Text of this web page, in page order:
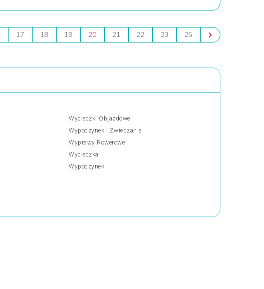
17 18 19 20 21 22 23 25
Wycieczki Objazdowe
Wypoczynek i Zwiedzanie
Wyprawy Rowerowe
Wycieczka
Wypoczynek